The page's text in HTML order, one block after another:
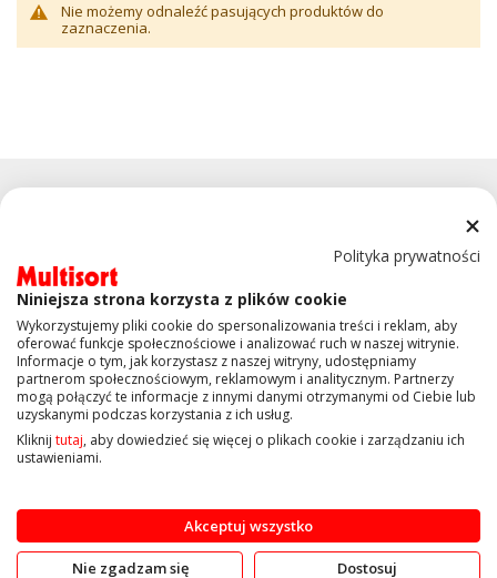
Nie możemy odnaleźć pasujących produktów do
zaznaczenia.
KONTAKT
OBSŁUGA KLIENTA
INFORMACJE
Copyright © 2019 Multisort.pl. Wszelkie prawa zastrzeżone
Polityka prywatności
Niniejsza strona korzysta z plików cookie
Wykorzystujemy pliki cookie do spersonalizowania treści i reklam, aby
oferować funkcje społecznościowe i analizować ruch w naszej witrynie.
Informacje o tym, jak korzystasz z naszej witryny, udostępniamy
partnerom społecznościowym, reklamowym i analitycznym. Partnerzy
mogą połączyć te informacje z innymi danymi otrzymanymi od Ciebie lub
uzyskanymi podczas korzystania z ich usług.
Kliknij tutaj, aby dowiedzieć się więcej o plikach cookie i zarządzaniu ich
ustawieniami.
Akceptuj wszystko
Nie zgadzam się Dostosuj